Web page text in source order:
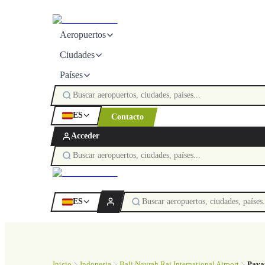
Aeropuertos
Ciudades
Países
ES Contacto
Acceder
ES